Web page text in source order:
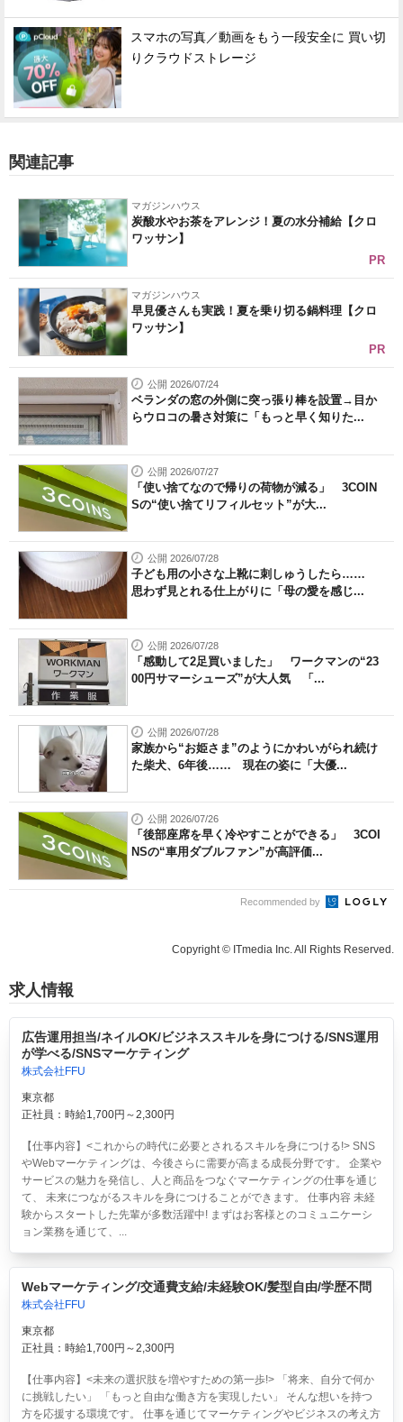
スマホの写真／動画をもう一段安全に 買い切
りクラウドストレージ
関連記事
マガジンハウス
炭酸水やお茶をアレンジ！夏の水分補給【クロ
ワッサン】
PR
マガジンハウス
早見優さんも実践！夏を乗り切る鍋料理【クロ
ワッサン】
PR
公開 2026/07/24
ベランダの窓の外側に突っ張り棒を設置→目か
らウロコの暑さ対策に「もっと早く知りた...
公開 2026/07/27
「使い捨てなので帰りの荷物が減る」 3COIN
Sの“使い捨てリフィルセット”が大...
公開 2026/07/28
子ども用の小さな上靴に刺しゅうしたら……
思わず見とれる仕上がりに「母の愛を感じ...
公開 2026/07/28
「感動して2足買いました」 ワークマンの“23
00円サマーシューズ”が大人気 「...
公開 2026/07/28
家族から“お姫さま”のようにかわいがられ続け
た柴犬、6年後…… 現在の姿に「大優...
公開 2026/07/26
「後部座席を早く冷やすことができる」 3COI
NSの“車用ダブルファン”が高評価...
Recommended by
Copyright © ITmedia Inc. All Rights Reserved.
求人情報
広告運用担当/ネイルOK/ビジネススキルを身につける/SNS運用
が学べる/SNSマーケティング
株式会社FFU
東京都
正社員：時給1,700円～2,300円
【仕事内容】<これからの時代に必要とされるスキルを身につける!> SNS
やWebマーケティングは、今後さらに需要が高まる成長分野です。 企業や
サービスの魅力を発信し、人と商品をつなぐマーケティングの仕事を通じ
て、 未来につながるスキルを身につけることができます。 仕事内容 未経
験からスタートした先輩が多数活躍中! まずはお客様とのコミュニケーシ
ョン業務を通じて、...
Webマーケティング/交通費支給/未経験OK/髪型自由/学歴不問
株式会社FFU
東京都
正社員：時給1,700円～2,300円
【仕事内容】<未来の選択肢を増やすための第一歩!> 「将来、自分で何か
に挑戦したい」 「もっと自由な働き方を実現したい」 そんな想いを持つ
方を応援する環境です。 仕事を通じてマーケティングやビジネスの考え方